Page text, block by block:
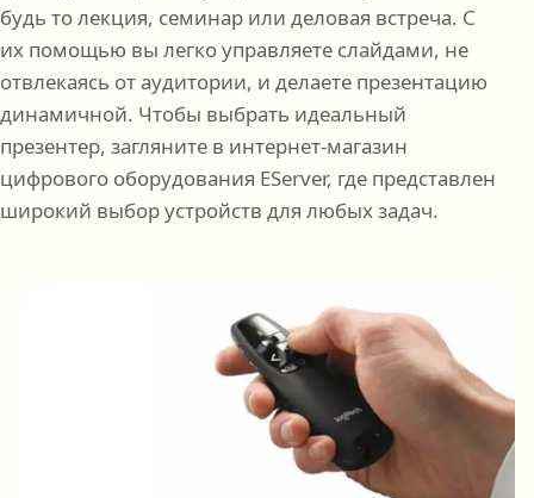
будь то лекция, семинар или деловая встреча. С
их помощью вы легко управляете слайдами, не
отвлекаясь от аудитории, и делаете презентацию
динамичной. Чтобы выбрать идеальный
презентер, загляните в интернет-магазин
цифрового оборудования EServer, где представлен
широкий выбор устройств для любых задач.